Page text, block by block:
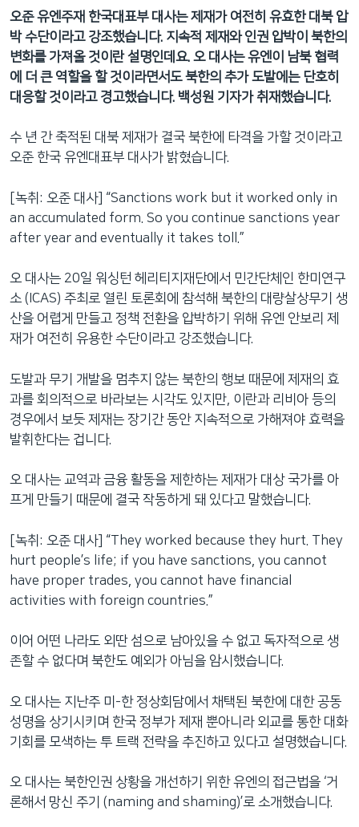
동
검
색
으
로
등
오준 유엔주재 한국대표부 대사는 제재가 여전히 유효한 대북 압
박 수단이라고 강조했습니다. 지속적 제재와 인권 압박이 북한의
변화를 가져올 것이란 설명인데요. 오 대사는 유엔이 남북 협력
에 더 큰 역할을 할 것이라면서도 북한의 추가 도발에는 단호히
대응할 것이라고 경고했습니다. 백성원 기자가 취재했습니다.
수 년 간 축적된 대북 제재가 결국 북한에 타격을 가할 것이라고
오준 한국 유엔대표부 대사가 밝혔습니다.
[녹취: 오준 대사] “Sanctions work but it worked only in
an accumulated form. So you continue sanctions year
after year and eventually it takes toll.”
오 대사는 20일 워싱턴 헤리티지재단에서 민간단체인 한미연구
소 (ICAS) 주최로 열린 토론회에 참석해 북한의 대량살상무기 생
산을 어렵게 만들고 정책 전환을 압박하기 위해 유엔 안보리 제
재가 여전히 유용한 수단이라고 강조했습니다.
도발과 무기 개발을 멈추지 않는 북한의 행보 때문에 제재의 효
과를 회의적으로 바라보는 시각도 있지만, 이란과 리비아 등의
경우에서 보듯 제재는 장기간 동안 지속적으로 가해져야 효력을
발휘한다는 겁니다.
오 대사는 교역과 금융 활동을 제한하는 제재가 대상 국가를 아
프게 만들기 때문에 결국 작동하게 돼 있다고 말했습니다.
[녹취: 오준 대사] “They worked because they hurt. They
hurt people’s life; if you have sanctions, you cannot
have proper trades, you cannot have financial
activities with foreign countries.”
이어 어떤 나라도 외딴 섬으로 남아있을 수 없고 독자적으로 생
존할 수 없다며 북한도 예외가 아님을 암시했습니다.
오 대사는 지난주 미-한 정상회담에서 채택된 북한에 대한 공동
성명을 상기시키며 한국 정부가 제재 뿐아니라 외교를 통한 대화
기회를 모색하는 투 트랙 전략을 추진하고 있다고 설명했습니다.
오 대사는 북한인권 상황을 개선하기 위한 유엔의 접근법을 ‘거
론해서 망신 주기 (naming and shaming)’로 소개했습니다.